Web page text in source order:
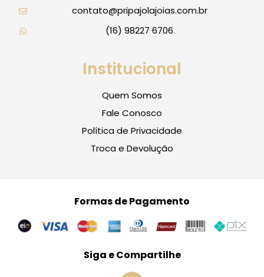
contato@pripajolajoias.com.br
(16) 98227 6706
Institucional
Quem Somos
Fale Conosco
Política de Privacidade
Troca e Devolução
Formas de Pagamento
Siga e Compartilhe